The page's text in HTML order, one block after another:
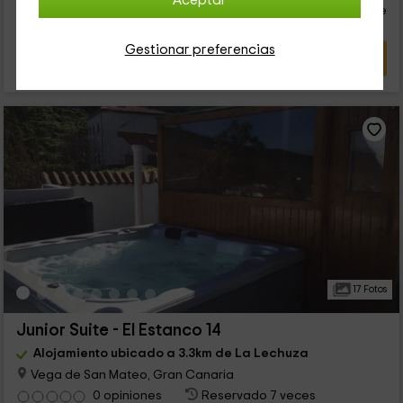
Gestionar preferencias
persona y noche
VER OFERTA
17 Fotos
Junior Suite - El Estanco 14
Alojamiento ubicado a 3.3km de La Lechuza
Vega de San Mateo, Gran Canaria
0 opiniones
Reservado 7 veces